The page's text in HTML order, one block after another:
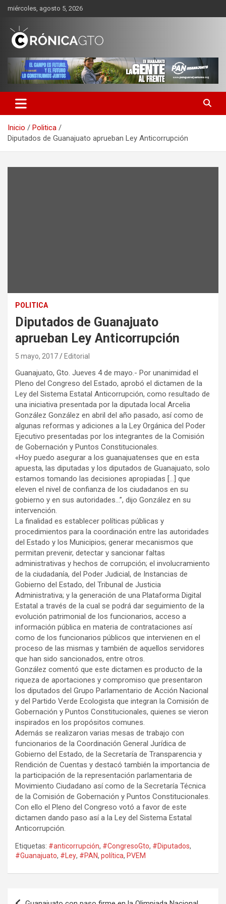
Saltar
contenido
miércoles, agosto 5, 2026
CRONICA GUANAJUATO
Inicio
Politica
Diputados de Guanajuato aprueban Ley Anticorrupción
POLITICA
Diputados de Guanajuato
aprueban Ley Anticorrupción
5 mayo, 2017 Editorial
Guanajuato, Gto. Jueves 4 de mayo.- Por unanimidad el
Pleno del Congreso del Estado, aprobó el dictamen de la
Ley del Sistema Estatal Anticorrupción, como resultado de
una iniciativa presentada por la diputada local Arcelia
González González en abril del año pasado, así como de
algunas reformas y adiciones a la Ley Orgánica del Poder
Ejecutivo presentadas por los integrantes de la Comisión
de Gobernación y Puntos Constitucionales.
«Hoy puedo asegurar a los guanajuatenses que en esta
apuesta, las diputadas y los diputados de Guanajuato, solo
estamos tomando las decisiones apropiadas […] que
eleven el nivel de confianza de los ciudadanos en su
gobierno y en sus autoridades…”, dijo González en su
intervención.
La finalidad es establecer políticas públicas y
procedimientos para la coordinación entre las autoridades
del Estado y los Municipios; generar mecanismos que
permitan prevenir, detectar y sancionar faltas
administrativas y hechos de corrupción; el involucramiento
de la ciudadanía, del Poder Judicial, de Instancias de
Gobierno del Estado, del Tribunal de Justicia
Administrativa; y la generación de una Plataforma Digital
Estatal a través de la cual se podrá dar seguimiento de la
evolución patrimonial de los funcionarios, acceso a
información pública en materia de contrataciones así
como de los funcionarios públicos que intervienen en el
proceso de las mismas y también de aquellos servidores
que han sido sancionados, entre otros.
González comentó que este dictamen es producto de la
riqueza de aportaciones y compromiso que presentaron
los diputados del Grupo Parlamentario de Acción Nacional
y del Partido Verde Ecologista que integran la Comisión de
Gobernación y Puntos Constitucionales, quienes se vieron
inspirados en los propósitos comunes.
Además se realizaron varias mesas de trabajo con
funcionarios de la Coordinación General Jurídica de
Gobierno del Estado, de la Secretaría de Transparencia y
Rendición de Cuentas y destacó también la importancia de
la participación de la representación parlamentaria de
Movimiento Ciudadano así como de la Secretaría Técnica
de la Comisión de Gobernación y Puntos Constitucionales.
Con ello el Pleno del Congreso votó a favor de este
dictamen dando paso así a la Ley del Sistema Estatal
Anticorrupción.
Etiquetas: #anticorrupción, #CongresoGto, #Diputados,
#Guanajuato, #Ley, #PAN, política, PVEM
Navegación